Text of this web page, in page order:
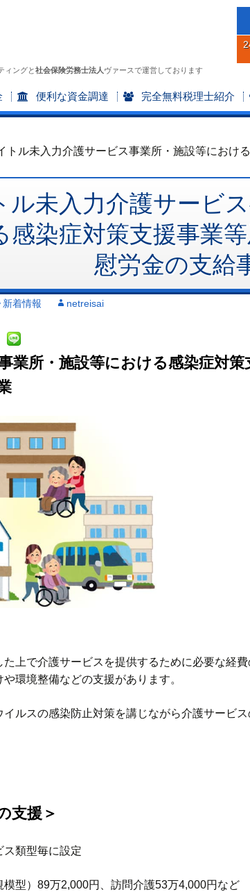
ィングと社会保険労務士法人 ヴァースで運営しております
便利な資金調達 完全無料税理士紹介
トル未入力介護サービス事業所・施設等におけ
ル未入力介護サービ
感染症対策支援事業
慰労金の支給
新着情報 netreisai
業所・施設等における感染症対
上で介護サービスを提供するために必要な経
環境整備などの支援があります。
イルスの感染防止対策を講じながら介護サービ
支援＞
ス類型毎に設定
型）89万2,000円、訪問介護53万4,000円など